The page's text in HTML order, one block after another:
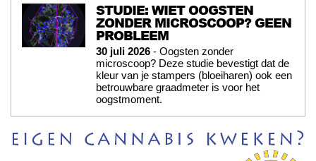
STUDIE: WIET OOGSTEN
ZONDER MICROSCOOP? GEEN
PROBLEEM
30 juli 2026 - Oogsten zonder
microscoop? Deze studie bevestigt dat de
kleur van je stampers (bloeiharen) ook een
betrouwbare graadmeter is voor het
oogstmoment.